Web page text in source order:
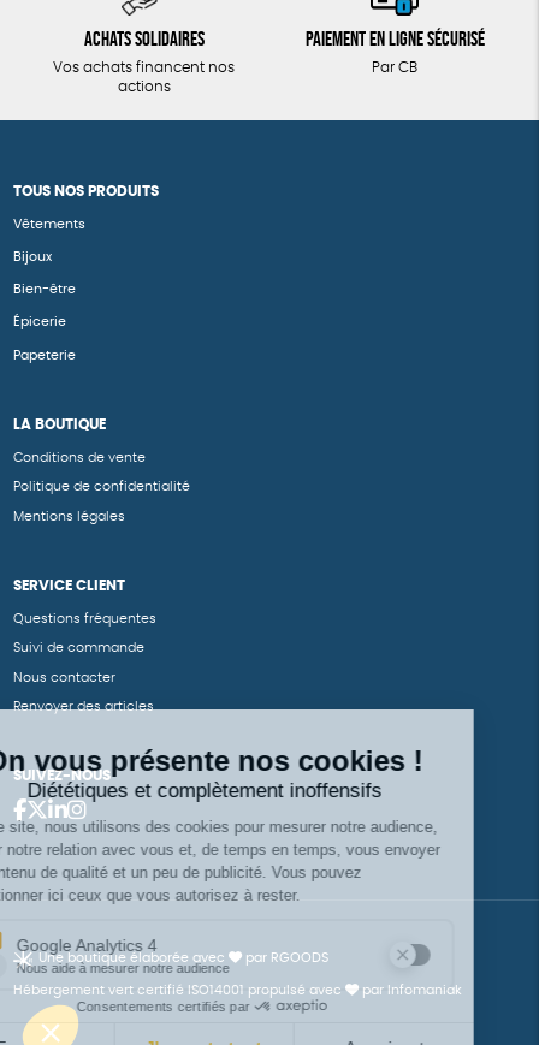
Achats solidaires
Vos achats financent nos
actions
Paiement en ligne sécurisé
Par CB
TOUS NOS PRODUITS
Vêtements
Bijoux
Bien-être
Épicerie
Papeterie
LA BOUTIQUE
Conditions de vente
Politique de confidentialité
Mentions légales
SERVICE CLIENT
Questions fréquentes
Suivi de commande
Nous contacter
Renvoyer des articles
SUIVEZ-NOUS
Une boutique élaborée avec par RGOODS
Hébergement vert certifié ISO14001 propulsé avec par Infomaniak